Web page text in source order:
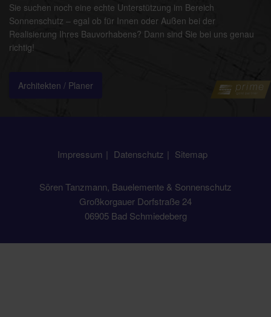
Sie suchen noch eine echte Unterstützung im Bereich
Sonnenschutz – egal ob für Innen oder Außen bei der
Realisierung Ihres Bauvorhabens? Dann sind Sie bei uns genau
richtig!
Architekten / Planer
Impressum Datenschutz Sitemap
Sören Tanzmann, Bauelemente & Sonnenschutz
Großkorgauer Dorfstraße 24
06905 Bad Schmiedeberg